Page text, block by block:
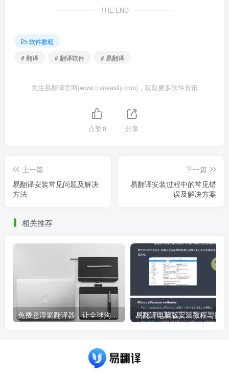
THE END
软件教程
# 翻译
# 翻译软件 # 易翻译
关注易翻译官网(www.traneasily.com)，获取更多软件资讯
点赞8 分享
上一篇
易翻译安装常见问题及解决
方法
下一篇
易翻译安装过程中的常见错
误及解决方案
相关推荐
免费悬浮窗翻译器，让全球沟通无障碍！